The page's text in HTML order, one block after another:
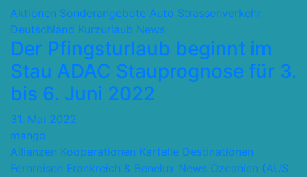
Aktionen Sonderangebote Auto Strassenverkehr
Deutschland Kurzurlaub News
Der Pfingsturlaub beginnt im
Stau ADAC Stauprognose für 3.
bis 6. Juni 2022
31. Mai 2022
mango
Allianzen Kooperationen Kartelle Destinationen
Fernreisen Frankreich & Benelux News Ozeanien (AUS